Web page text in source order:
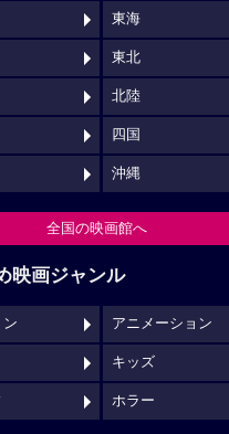
東海
東北
北陸
四国
沖縄
全国の映画館へ
映画ジャンル
ン アニメーション
キッズ
ホラー